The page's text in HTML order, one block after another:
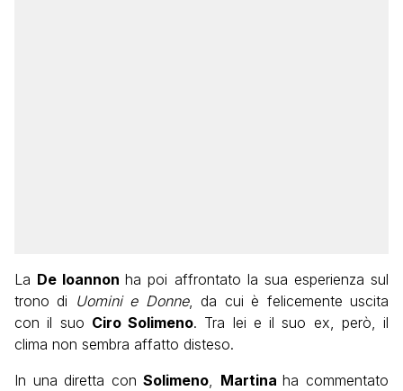
La De Ioannonha poi affrontato la sua esperienza sul
trono di Uomini e Donne, da cui è felicemente uscita
con il suo Ciro Solimeno. Tra lei e il suo ex, però, il
clima non sembra affatto disteso.
In una diretta conSolimeno Martinaha commentato